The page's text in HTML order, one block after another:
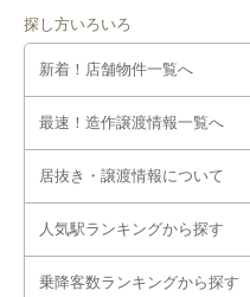
探し方いろいろ
新着！店舗物件一覧へ
最速！造作譲渡情報一覧へ
居抜き・譲渡情報について
人気駅ランキングから探す
乗降客数ランキングから探す